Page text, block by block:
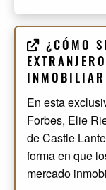
¿CÓMO
En esta
Forbes, Elie
de Castle
forma en que
mercado